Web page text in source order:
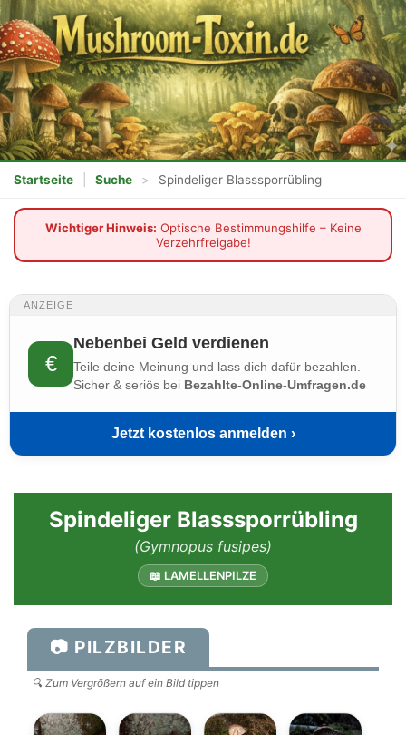
Startseite Suche > Spindeliger Blasssporrübling
Wichtiger Hinweis: Optische Bestimmungshilfe – Keine
Verzehrfreigabe!
ANZEIGE
€
Nebenbei Geld verdienen
Teile deine Meinung und lass dich dafür bezahlen.
Sicher & seriös bei Bezahlte-Online-Umfragen.de
Jetzt kostenlos anmelden ›
Spindeliger Blasssporrübling
(Gymnopus fusipes)
📖 LAMELLENPILZE
📷 PILZBILDER
🔍 Zum Vergrößern auf ein Bild tippen